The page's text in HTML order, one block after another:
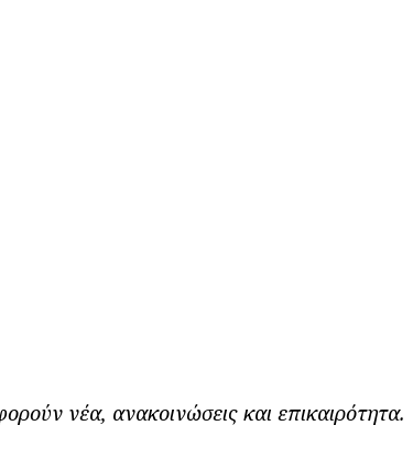
νέα, ανακοινώσεις και επικαιρότητα.